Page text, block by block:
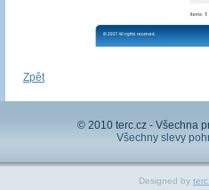
Zpět
© 2010 terc.cz - Všechna
Všechny slevy
Designed by